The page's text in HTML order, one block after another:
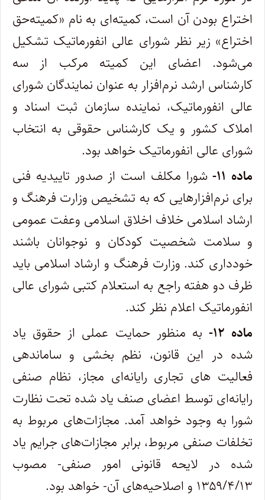
اختراع بودن آن است، کمیته‌ای به نام «‌کمیته‌حق
اختراع» زیر نظر شورای عالی انفورماتیک تشکیل
می‌شود. اعضای این کمیته مرکب از سه
کارشناس ارشد نرم‌افزار به عنوان نمایندگان شورای
عالی ‌انفورماتیک، نماینده سازمان ثبت اسناد و
املاک کشور و یک کارشناس حقوقی به انتخاب
شورای عالی انفورماتیک خواهد بود. ‌
ماده ۱۱-
شورا مکلف است از صدور تاییدیه فنی
برای نرم‌افزارهایی که به تشخیص وزارت فرهنگ و
ارشاد اسلامی خلاف اخلاق اسلامی و‌عفت عمومی
و سلامت شخصیت کودکان و نوجوانان باشند
خودداری کند. وزارت فرهنگ و ارشاد اسلامی باید
ظرف دو هفته راجع به استعلام کتبی‌ شورای عالی
انفورماتیک اعلام نظر کند. ‌
ماده ۱۲-
به منظور حمایت عملی از حقوق یاد
شده در این قانون، نظم بخشی و ساماندهی
فعالیت های تجاری رایانه‌ای مجاز، نظام صنفی
رایانه‌ای‌ توسط اعضای صنف یاد شده تحت نظارت
شورا به وجود خواهد آمد. مجازات‌های مربوط به
تخلفات صنفی مربوط، برابر مجازات‌های جرایم یاد
شده در‌ لایحه قانونی امور صنفی- مصوب
۱۳۵۹/۴/۱۳ و اصلاحیه‌های آن- خواهد بود. ‌